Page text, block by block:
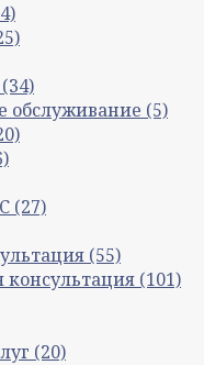
(34)
обслуживание (5)
(27)
(55)
(101)
(20)